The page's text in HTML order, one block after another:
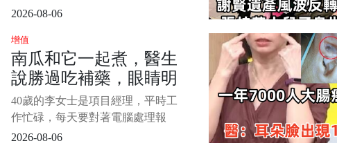
年書，單位體檢查出肺上有個小結
癌。 兒子剛拿到報告眼圈就紅了，
拉著醫生的手問能不能馬上安排手
術、接著上化療，錢不是問題，只
要能把癌細胞全清乾淨。 1/8 老爺
子反倒
2026-08-06
增值
南瓜和它一起煮，醫生
說勝過吃補藥，眼睛明
亮了，老花眼沒有了
40歲的李女士是項目經理，平時工
作忙碌，每天要對著電腦處理報
表、用手機回復客戶，不知不覺
2026-08-06